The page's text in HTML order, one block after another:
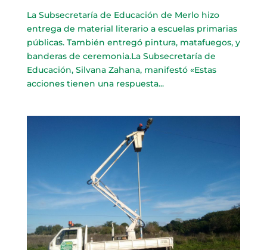
La Subsecretaría de Educación de Merlo hizo
entrega de material literario a escuelas primarias
públicas. También entregó pintura, matafuegos, y
banderas de ceremonia.La Subsecretaría de
Educación, Silvana Zahana, manifestó «Estas
acciones tienen una respuesta...